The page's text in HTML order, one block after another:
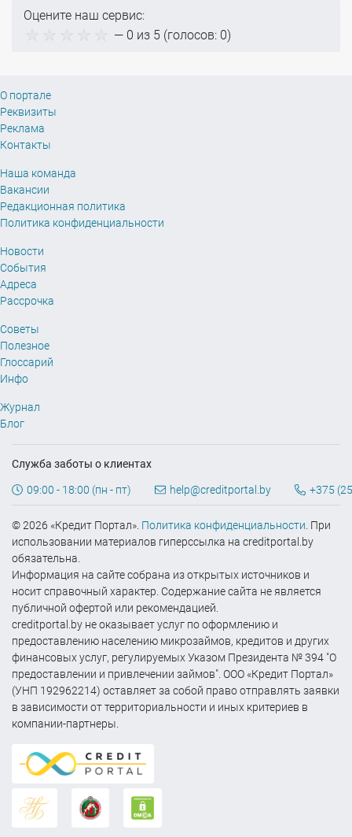
Оцените наш сервис:
— 0 из 5 (голосов: 0)
О портале
Реквизиты
Реклама
Контакты
Наша команда
Вакансии
Редакционная политика
Политика конфиденциальности
Новости
События
Адреса
Рассрочка
Советы
Полезное
Глоссарий
Инфо
Журнал
Блог
Служба заботы о клиентах
09:00 - 18:00 (пн - пт) help@creditportal.by +375
© 2026 «Кредит Портал». Политика конфиденциальности . При
использовании материалов гиперссылка на creditportal.by
обязательна.
Информация на сайте собрана из открытых источников и
носит справочный характер. Содержание сайта не является
публичной офертой или рекомендацией.
creditportal.by не оказывает услуг по оформлению и
предоставлению населению микрозаймов, кредитов и других
финансовых услуг, регулируемых Указом Президента № 394 "О
предоставлении и привлечении займов". ООО «Кредит Портал»
(УНП 192962214) оставляет за собой право отправлять заявки
в зависимости от территориальности и иных критериев в
компании-партнеры.